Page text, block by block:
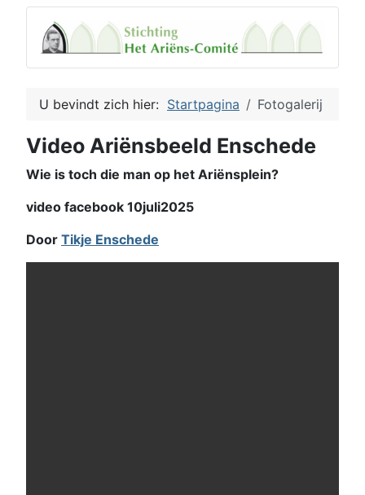
U bevindt zich hier: Startpagina Fotogalerij
Video Ariënsbeeld Enschede
Wie is toch die man op het Ariënsplein?
video facebook 10juli2025
Door Tikje Enschede